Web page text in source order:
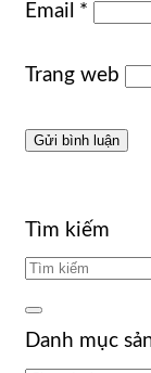
Email *
Trang web
Tìm kiếm
Danh mục